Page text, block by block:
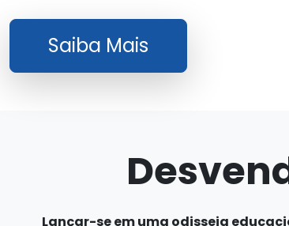
Saiba Mais
Lançar-se em uma odisseia